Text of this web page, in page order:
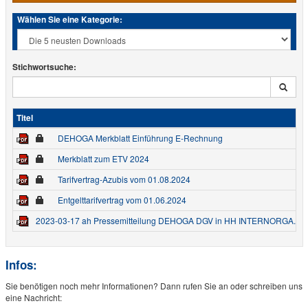
Wählen Sie eine Kategorie:
Stichwortsuche:
Titel
DEHOGA Merkblatt Einführung E-Rechnung
Merkblatt zum ETV 2024
Tarifvertrag-Azubis vom 01.08.2024
Entgelttarifvertrag vom 01.06.2024
2023-03-17 ah Pressemitteilung DEHOGA DGV in HH INTERNORGA.pdf
Infos:
Sie benötigen noch mehr Informationen? Dann rufen Sie an oder schreiben uns
eine Nachricht: